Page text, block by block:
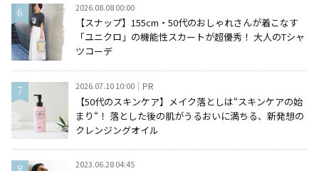
2026.08.08 00:00
【スナップ】155cm・50代のおしゃれさんが着こなす
「ユニクロ」の機能性スカートが超優秀！ 大人のTシャ
ツコーデ
2026.07.10 10:00 PR
【50代のスキンケア】メイク落としは“スキンケアの始
まり“！ 落とした後の肌がうるおいに満ちる、新発想の
クレンジングオイル
2023.06.28 04:45